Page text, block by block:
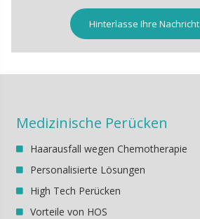
Hinterlasse Ihre Nachricht
Medizinische Perücken
Haarausfall wegen Chemotherapie
Personalisierte Lösungen
High Tech Perücken
Vorteile von HOS